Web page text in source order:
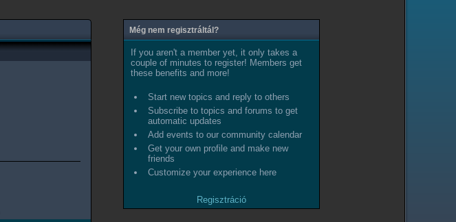
Még nem regisztráltál?
If you aren't a member yet, it only takes a
couple of minutes to register! Members get
these benefits and more!
Start new topics and reply to others
Subscribe to topics and forums to get
automatic updates
Add events to our community calendar
Get your own profile and make new
friends
Customize your experience here
Regisztráció